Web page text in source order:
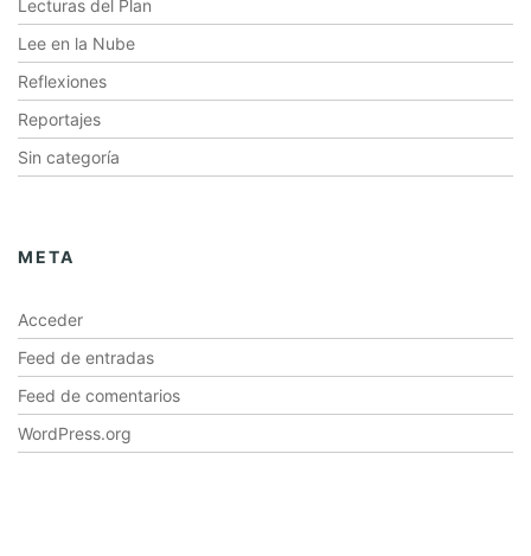
Lecturas del Plan
Lee en la Nube
Reflexiones
Reportajes
Sin categoría
META
Acceder
Feed de entradas
Feed de comentarios
WordPress.org